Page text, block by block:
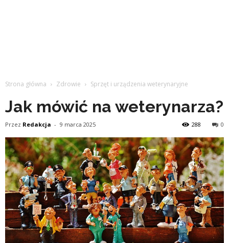
Strona główna Zdrowie Sprzęt i urządzenia weterynaryjne
Jak mówić na weterynarza?
Przez Redakcja - 9 marca 2025 0
288